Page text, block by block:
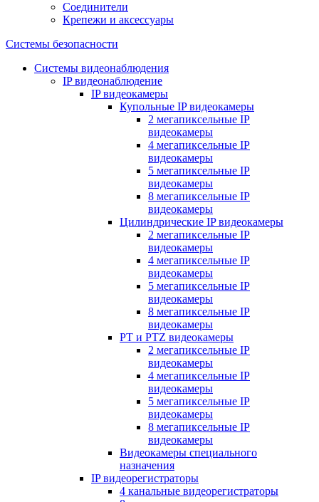
Соединители
Крепежи и аксессуары
Системы безопасности
Системы видеонаблюдения
IP видеонаблюдение
IP видеокамеры
Купольные IP видеокамеры
2 мегапиксельные IP
видеокамеры
4 мегапиксельные IP
видеокамеры
5 мегапиксельные IP
видеокамеры
8 мегапиксельные IP
видеокамеры
Цилиндрические IP видеокамеры
2 мегапиксельные IP
видеокамеры
4 мегапиксельные IP
видеокамеры
5 мегапиксельные IP
видеокамеры
8 мегапиксельные IP
видеокамеры
PT и PTZ видеокамеры
2 мегапиксельные IP
видеокамеры
4 мегапиксельные IP
видеокамеры
5 мегапиксельные IP
видеокамеры
8 мегапиксельные IP
видеокамеры
Видеокамеры специального
назначения
IP видеорегистраторы
4 канальные видеорегистраторы